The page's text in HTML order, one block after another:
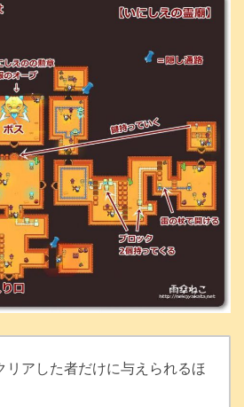
リアした者だけに与えられるほ